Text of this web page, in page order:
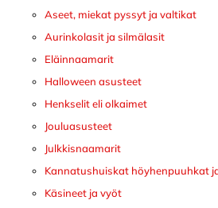
Aseet, miekat pyssyt ja valtikat
Aurinkolasit ja silmälasit
Eläinnaamarit
Halloween asusteet
Henkselit eli olkaimet
Jouluasusteet
Julkkisnaamarit
Kannatushuiskat höyhenpuuhkat
Käsineet ja vyöt